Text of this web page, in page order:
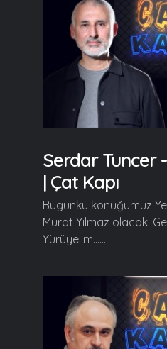
Serdar Tuncer
| Çat Kapı
Bugünkü konuğumuz
Murat Yılmaz olacak.
Yürüyelim......